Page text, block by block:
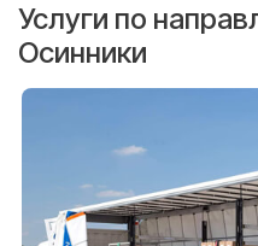
Услуги по
Осинники